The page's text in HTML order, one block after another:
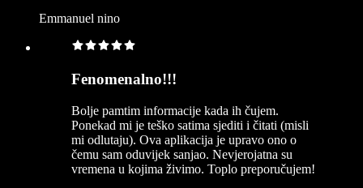
Emmanuel nino
Fenomenalno!!!
Bolje pamtim informacije kada ih čujem.
Ponekad mi je teško satima sjediti i čitati (misli
mi odlutaju). Ova aplikacija je upravo ono o
čemu sam oduvijek sanjao. Nevjerojatna su
vremena u kojima živimo. Toplo preporučujem!